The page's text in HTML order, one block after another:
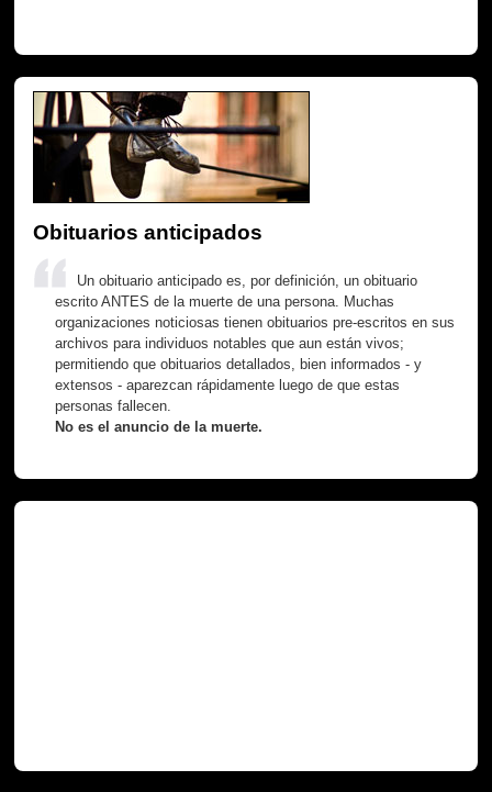
Obituarios anticipados
Un obituario anticipado es, por definición, un obituario
escrito ANTES de la muerte de una persona. Muchas
organizaciones noticiosas tienen obituarios pre-escritos en sus
archivos para individuos notables que aun están vivos;
permitiendo que obituarios detallados, bien informados - y
extensos - aparezcan rápidamente luego de que estas
personas fallecen.
No es el anuncio de la muerte.